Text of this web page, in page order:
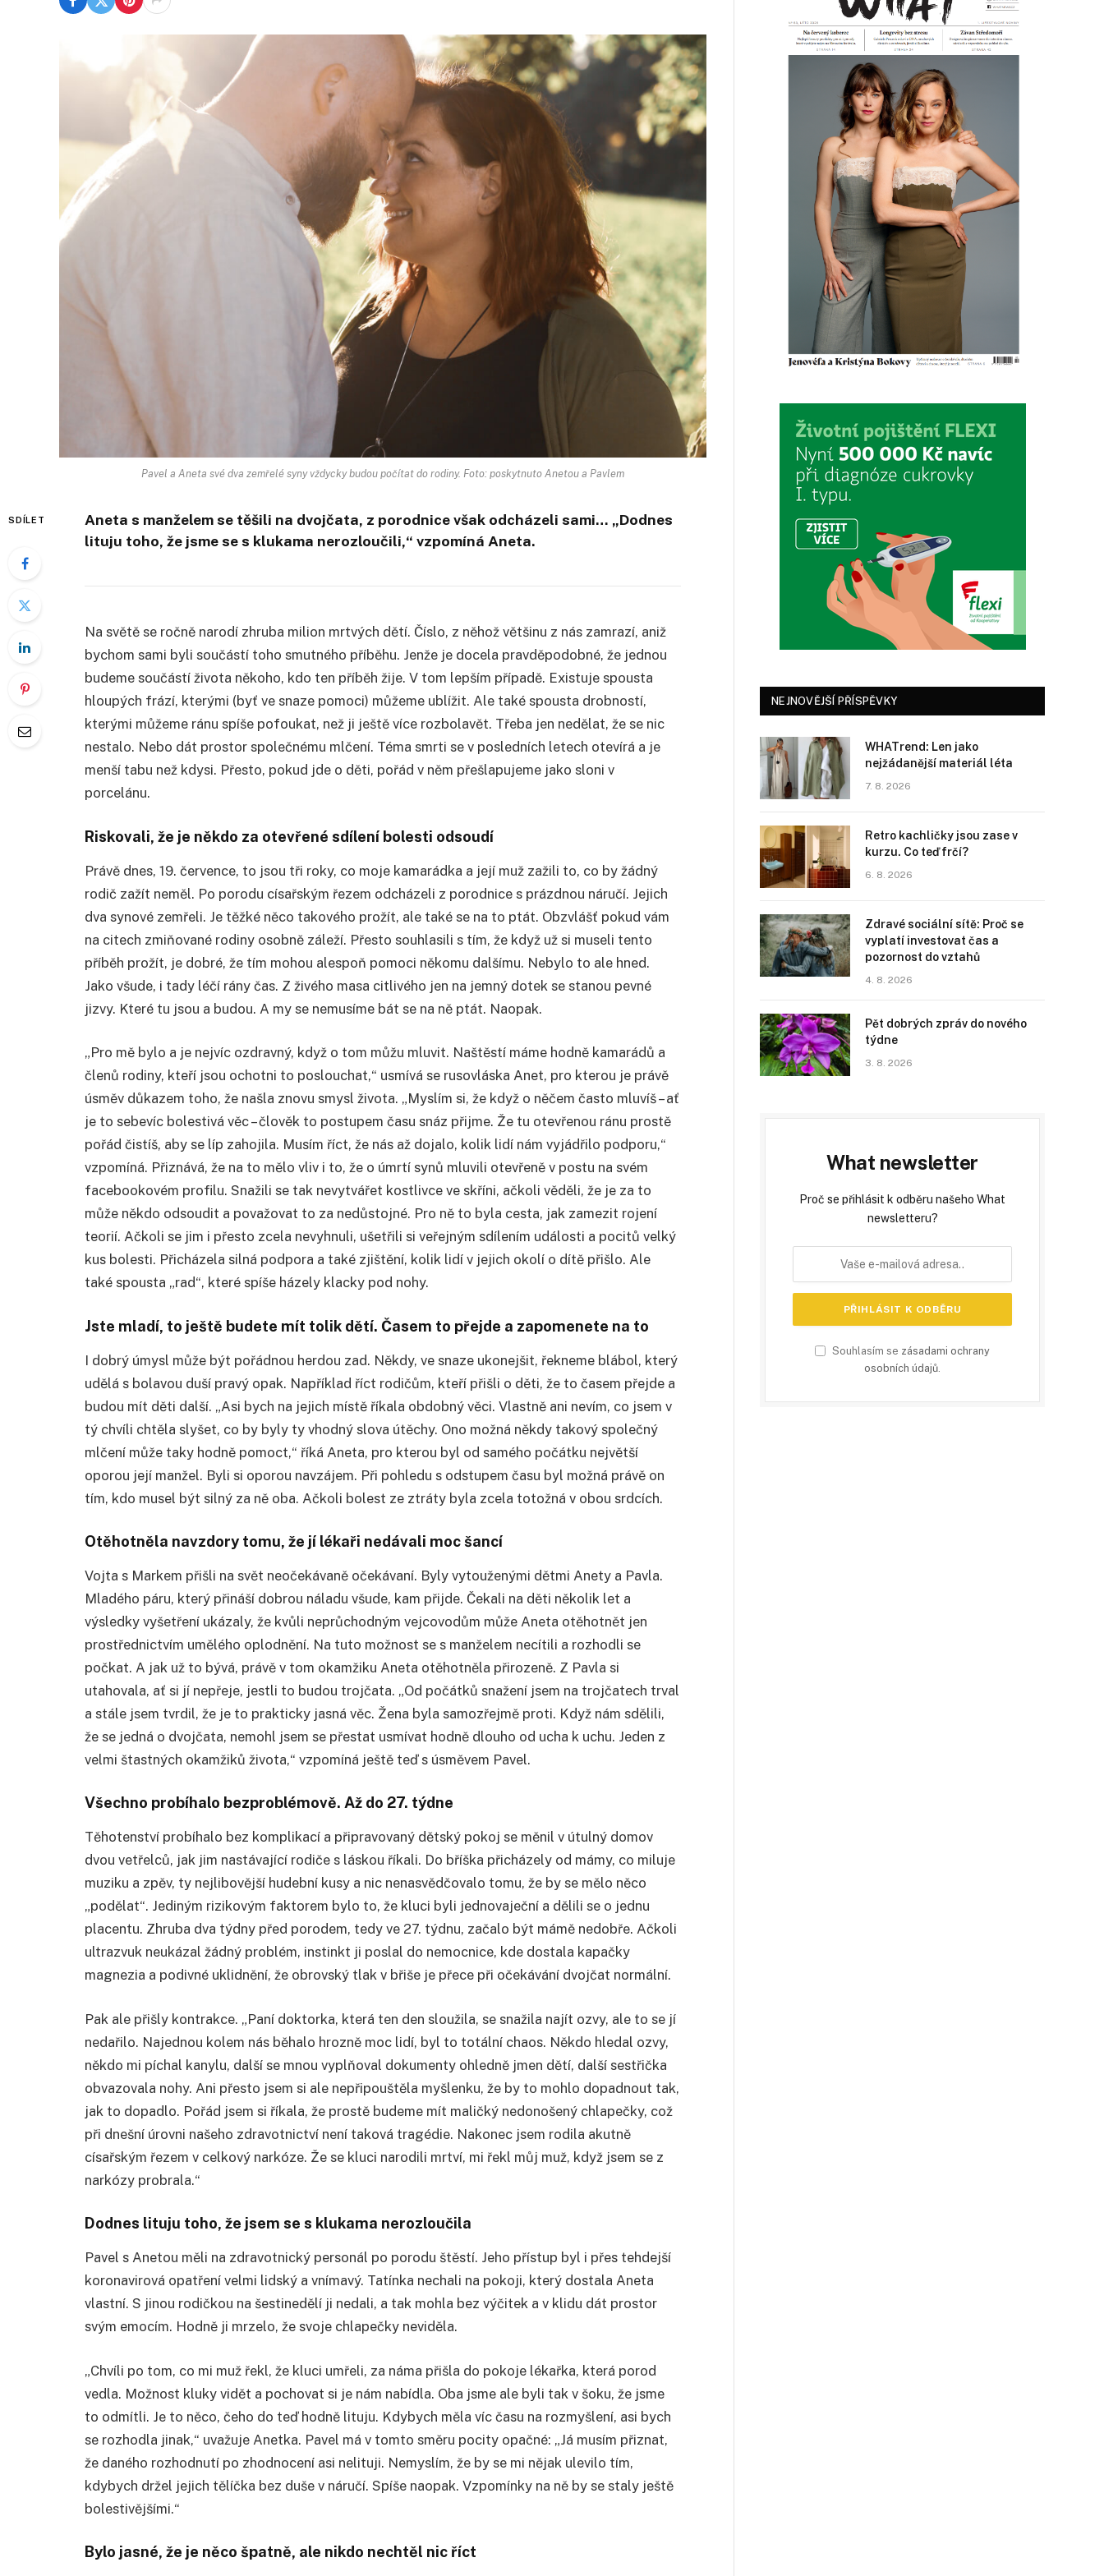
Pavel a Aneta své dva zemřelé syny vždycky budou počítat do rodiny. Foto: poskytnuto Anetou a Pavlem
SDÍLET
Aneta s manželem se těšili na dvojčata, z porodnice však odcházeli sami… „Dodnes
lituju toho, že jsme se s klukama nerozloučili,“ vzpomíná Aneta.
Na světě se ročně narodí zhruba milion mrtvých dětí. Číslo, z něhož většinu z nás zamrazí, aniž
bychom sami byli součástí toho smutného příběhu. Jenže je docela pravděpodobné, že jednou
budeme součástí života někoho, kdo ten příběh žije. V tom lepším případě. Existuje spousta
hloupých frází, kterými (byť ve snaze pomoci) můžeme ublížit. Ale také spousta drobností,
kterými můžeme ránu spíše pofoukat, než ji ještě více rozbolavět. Třeba jen nedělat, že se nic
nestalo. Nebo dát prostor společnému mlčení. Téma smrti se v posledních letech otevírá a je
menší tabu než kdysi. Přesto, pokud jde o děti, pořád v něm přešlapujeme jako sloni v
porcelánu.
Riskovali, že je někdo za otevřené sdílení bolesti odsoudí
Právě dnes, 19. července, to jsou tři roky, co moje kamarádka a její muž zažili to, co by žádný
rodič zažít neměl. Po porodu císařským řezem odcházeli z porodnice s prázdnou náručí. Jejich
dva synové zemřeli. Je těžké něco takového prožít, ale také se na to ptát. Obzvlášť pokud vám
na citech zmiňované rodiny osobně záleží. Přesto souhlasili s tím, že když už si museli tento
příběh prožít, je dobré, že tím mohou alespoň pomoci někomu dalšímu. Nebylo to ale hned.
Jako všude, i tady léčí rány čas. Z živého masa citlivého jen na jemný dotek se stanou pevné
jizvy. Které tu jsou a budou. A my se nemusíme bát se na ně ptát. Naopak.
„Pro mě bylo a je nejvíc ozdravný, když o tom můžu mluvit. Naštěstí máme hodně kamarádů a
členů rodiny, kteří jsou ochotni to poslouchat,“ usmívá se rusovláska Anet, pro kterou je právě
úsměv důkazem toho, že našla znovu smysl života. „Myslím si, že když o něčem často mluvíš – ať
je to sebevíc bolestivá věc – člověk to postupem času snáz přijme. Že tu otevřenou ránu prostě
pořád čistíš, aby se líp zahojila. Musím říct, že nás až dojalo, kolik lidí nám vyjádřilo podporu,“
vzpomíná. Přiznává, že na to mělo vliv i to, že o úmrtí synů mluvili otevřeně v postu na svém
facebookovém profilu. Snažili se tak nevytvářet kostlivce ve skříni, ačkoli věděli, že je za to
může někdo odsoudit a považovat to za nedůstojné. Pro ně to byla cesta, jak zamezit rojení
teorií. Ačkoli se jim i přesto zcela nevyhnuli, ušetřili si veřejným sdílením události a pocitů velký
kus bolesti. Přicházela silná podpora a také zjištění, kolik lidí v jejich okolí o dítě přišlo. Ale
také spousta „rad“, které spíše házely klacky pod nohy.
Jste mladí, to ještě budete mít tolik dětí. Časem to přejde a zapomenete na to
I dobrý úmysl může být pořádnou herdou zad. Někdy, ve snaze ukonejšit, řekneme blábol, který
udělá s bolavou duší pravý opak. Například říct rodičům, kteří přišli o děti, že to časem přejde a
budou mít děti další. „Asi bych na jejich místě říkala obdobný věci. Vlastně ani nevím, co jsem v
tý chvíli chtěla slyšet, co by byly ty vhodný slova útěchy. Ono možná někdy takový společný
mlčení může taky hodně pomoct,“ říká Aneta, pro kterou byl od samého počátku největší
oporou její manžel. Byli si oporou navzájem. Při pohledu s odstupem času byl možná právě on
tím, kdo musel být silný za ně oba. Ačkoli bolest ze ztráty byla zcela totožná v obou srdcích.
Otěhotněla navzdory tomu, že jí lékaři nedávali moc šancí
Vojta s Markem přišli na svět neočekávaně očekávaní. Byly vytouženými dětmi Anety a Pavla.
Mladého páru, který přináší dobrou náladu všude, kam přijde. Čekali na děti několik let a
výsledky vyšetření ukázaly, že kvůli neprůchodným vejcovodům může Aneta otěhotnět jen
prostřednictvím umělého oplodnění. Na tuto možnost se s manželem necítili a rozhodli se
počkat. A jak už to bývá, právě v tom okamžiku Aneta otěhotněla přirozeně. Z Pavla si
utahovala, ať si jí nepřeje, jestli to budou trojčata. „Od počátků snažení jsem na trojčatech trval
a stále jsem tvrdil, že je to prakticky jasná věc. Žena byla samozřejmě proti. Když nám sdělili,
že se jedná o dvojčata, nemohl jsem se přestat usmívat hodně dlouho od ucha k uchu. Jeden z
velmi štastných okamžiků života,“ vzpomíná ještě teď s úsměvem Pavel.
Všechno probíhalo bezproblémově. Až do 27. týdne
Těhotenství probíhalo bez komplikací a připravovaný dětský pokoj se měnil v útulný domov
dvou vetřelců, jak jim nastávající rodiče s láskou říkali. Do bříška přicházely od mámy, co miluje
muziku a zpěv, ty nejlibovější hudební kusy a nic nenasvědčovalo tomu, že by se mělo něco
„podělat“. Jediným rizikovým faktorem bylo to, že kluci byli jednovaječní a dělili se o jednu
placentu. Zhruba dva týdny před porodem, tedy ve 27. týdnu, začalo být mámě nedobře. Ačkoli
ultrazvuk neukázal žádný problém, instinkt ji poslal do nemocnice, kde dostala kapačky
magnezia a podivné uklidnění, že obrovský tlak v břiše je přece při očekávání dvojčat normální.
Pak ale přišly kontrakce. „Paní doktorka, která ten den sloužila, se snažila najít ozvy, ale to se jí
nedařilo. Najednou kolem nás běhalo hrozně moc lidí, byl to totální chaos. Někdo hledal ozvy,
někdo mi píchal kanylu, další se mnou vyplňoval dokumenty ohledně jmen dětí, další sestřička
obvazovala nohy. Ani přesto jsem si ale nepřipouštěla myšlenku, že by to mohlo dopadnout tak,
jak to dopadlo. Pořád jsem si říkala, že prostě budeme mít maličký nedonošený chlapečky, což
při dnešní úrovni našeho zdravotnictví není taková tragédie. Nakonec jsem rodila akutně
císařským řezem v celkový narkóze. Že se kluci narodili mrtví, mi řekl můj muž, když jsem se z
narkózy probrala.“
Dodnes lituju toho, že jsem se s klukama nerozloučila
Pavel s Anetou měli na zdravotnický personál po porodu štěstí. Jeho přístup byl i přes tehdejší
koronavirová opatření velmi lidský a vnímavý. Tatínka nechali na pokoji, který dostala Aneta
vlastní. S jinou rodičkou na šestinedělí ji nedali, a tak mohla bez výčitek a v klidu dát prostor
svým emocím. Hodně ji mrzelo, že svoje chlapečky neviděla.
„Chvíli po tom, co mi muž řekl, že kluci umřeli, za náma přišla do pokoje lékařka, která porod
vedla. Možnost kluky vidět a pochovat si je nám nabídla. Oba jsme ale byli tak v šoku, že jsme
to odmítli. Je to něco, čeho do teď hodně lituju. Kdybych měla víc času na rozmyšlení, asi bych
se rozhodla jinak,“ uvažuje Anetka. Pavel má v tomto směru pocity opačné: „Já musím přiznat,
že daného rozhodnutí po zhodnocení asi nelituji. Nemyslím, že by se mi nějak ulevilo tím,
kdybych držel jejich tělíčka bez duše v náručí. Spíše naopak. Vzpomínky na ně by se staly ještě
bolestivějšími.“
Bylo jasné, že je něco špatně, ale nikdo nechtěl nic říct
NEJNOVĚJŠÍ PŘÍSPĚVKY
WHATrend: Len jako
nejžádanější materiál léta
7. 8. 2026
Retro kachličky jsou zase v
kurzu. Co teď frčí?
6. 8. 2026
Zdravé sociální sítě: Proč se
vyplatí investovat čas a
pozornost do vztahů
4. 8. 2026
Pět dobrých zpráv do nového
týdne
3. 8. 2026
What newsletter
Proč se přihlásit k odběru našeho What
newsletteru?
Souhlasím se zásadami ochrany
osobních údajů